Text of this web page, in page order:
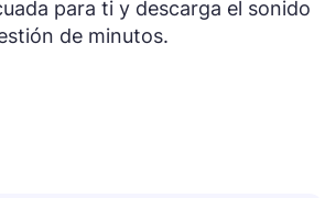
para ti y descarga el sonido
de minutos.